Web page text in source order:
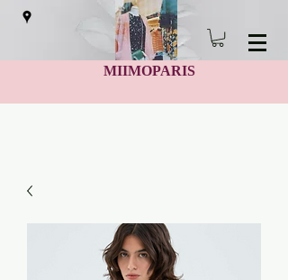
MIIMOPARIS